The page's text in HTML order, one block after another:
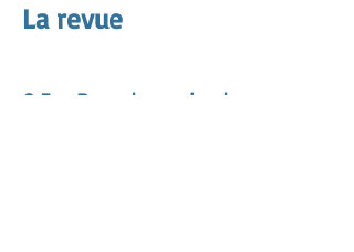
La revue
9.5 - Prendre soin de nous